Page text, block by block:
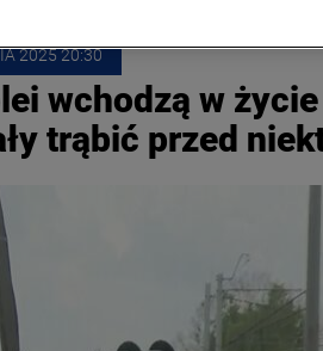
wchodzą w
trąbić przed
2025 20:30